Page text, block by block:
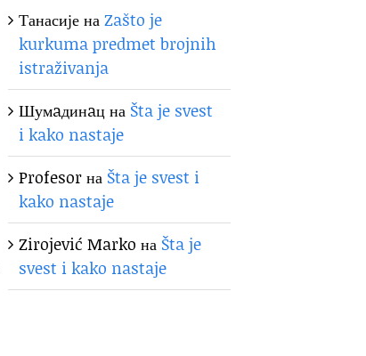
ТанасијенаZašto je
kurkuma predmet brojnih
istraživanja
Шумaдинaцна Šta je svest
i kako nastaje
Profesorна Šta je svest i
kako nastaje
Zirojević Marko на Šta je
svest i kako nastaje